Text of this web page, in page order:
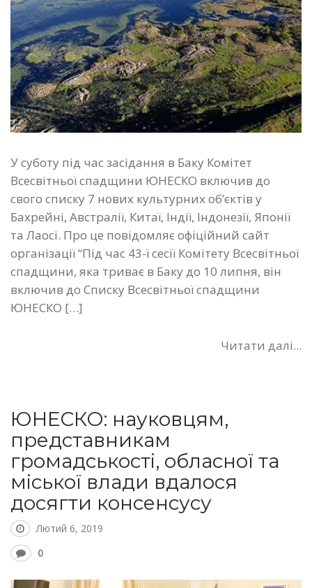
У суботу під час засідання в Баку Комітет
Всесвітньої спадщини ЮНЕСКО включив до
свого списку 7 нових культурних об’єктів у
Бахрейні, Австралії, Китаї, Індії, Індонезії, Японії
та Лаосі. Про це повідомляє офіційний сайт
організації “Під час 43-ї сесії Комітету Всесвітньої
спадщини, яка триває в Баку до 10 липня, він
включив до Списку Всесвітньої спадщини
ЮНЕСКО […]
Читати далі...
ЮНЕСКО: науковцям,
представникам
громадськості, обласної та
міської влади вдалося
досягти консенсусу
Лютий 6, 2019
0